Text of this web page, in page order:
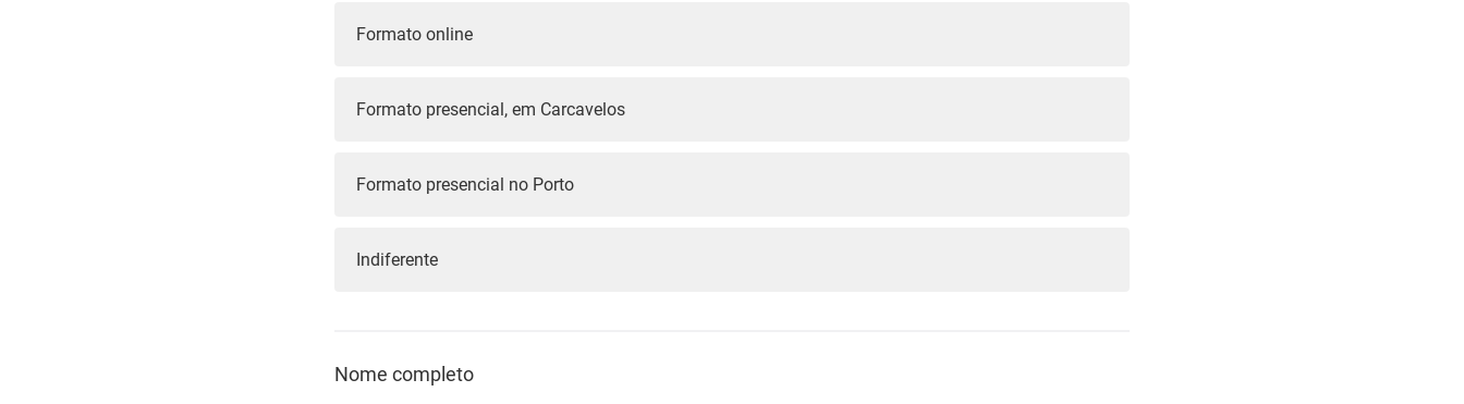
Formato online
Formato presencial, em Carcavelos
Formato presencial no Porto
Indiferente
Nome completo